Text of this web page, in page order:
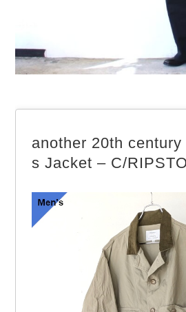
another 20th
s Jacket – C/